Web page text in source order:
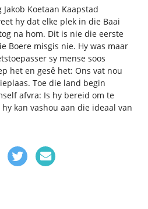
Jakob Koetaan Kaapstad
hy dat elke plek in die Baai
na hom. Dit is nie die eerste
Boere misgis nie. Hy was maar
sy mense soos
het en gesê het: Ons vat nou
Toe die land begin
afvra: Is hy bereid om te
kan vashou aan die ideaal van